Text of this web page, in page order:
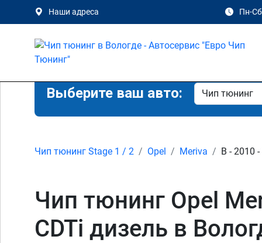
Наши адреса Пн-Сб
Выберите ваш авто:
Чип тюнинг Stage 1 / 2 Opel Meriva B - 2010
Чип тюнинг Opel
CDTi дизель в